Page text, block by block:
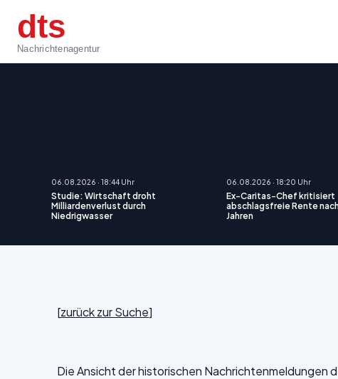
dts
Nachrichtenagentur
06.08.2026 · 18:44 Uhr
Studie: Wirtschaft droht
Milliardenverlust durch
Niedrigwasser
06.08.2026 · 18:20 Uhr
Ex-Caritas-Chef kritisiert
abschlagsfreie Rente
Jahren
[zurück zur Suche]
Die Ansicht der historischen Nachrichtenmeldungen